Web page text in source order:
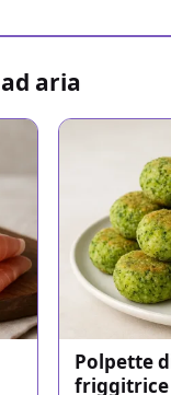
aria
Polpette
friggitrice